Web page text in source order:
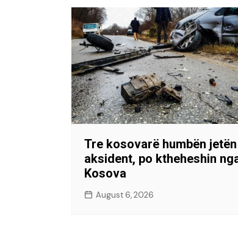
Tre kosovarë humbën
aksident, po ktheheshin
Kosova
August 6, 2026